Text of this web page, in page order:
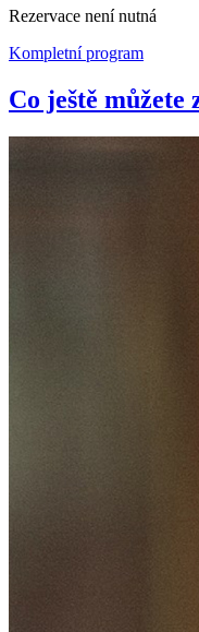
Rezervace není nutná
Kompletní program
Co ještě můžete